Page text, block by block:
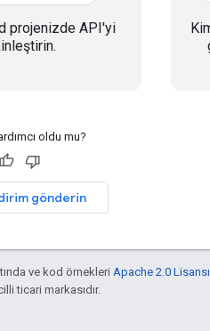
projenizde API'yi
oldu mu?
gönderin
ve kod örnekleri Apache 2.0 Lisansı
ticari markasıdır.